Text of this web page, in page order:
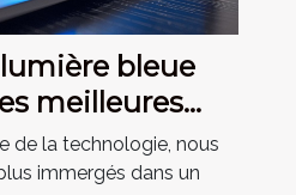
bleue
meilleures
protéger ses
de la technologie, nous
immergés dans un